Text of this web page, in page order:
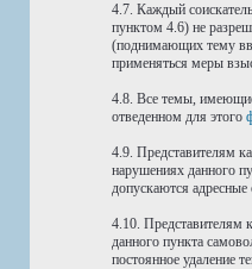
4.7. Каждый
пунктом 4.6) не
(поднимающих тему
применяться меры
4.8. Все темы, имеющие
отведенном для этого
4.9. Представителям
нарушениях данного
допускаются
4.10. Представителям
данного пункта
постоянное удаление